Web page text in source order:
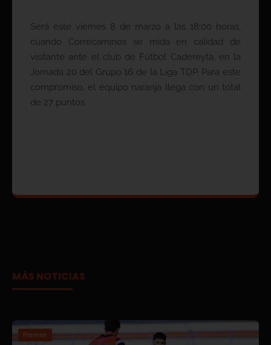
Será este viernes 8 de marzo a las 18:00 horas,
cuando Correcaminos se mida en calidad de
visitante ante el club de Fútbol Cadereyta, en la
Jornada 20 del Grupo 16 de la Liga TDP. Para este
compromiso, el equipo naranja llega con un total
de 27 puntos.
MÁS NOTICIAS
Premier